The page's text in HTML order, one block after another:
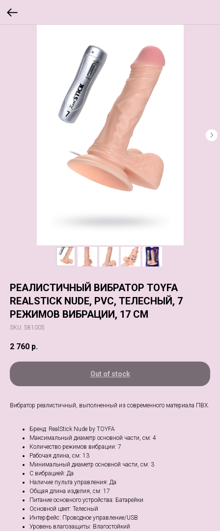
РЕАЛИСТИЧНЫЙ ВИБРАТОР TOYFA
REALSTICK NUDE, PVC, ТЕЛЕСНЫЙ, 7
РЕЖИМОВ ВИБРАЦИИ, 17 СМ
SKU: 581005
2 760 р.
Out of stock
Вибратор реалистичный, выполненный из современного материала ПВХ.
Бренд: RealStick Nude by TOYFA
Максимальный диаметр основной части, см: 4
Количество режимов вибрации: 7
Рабочая длина, см: 13
Минимальный диаметр основной части, см: 3
С вибрацией: Да
Наличие пульта управления: Да
Общая длина изделия, см: 17
Питание основного устройства: Батарейки
Основной цвет: Телесный
Интерфейс: Проводное управление/USB
Уровень влагозащиты: Влагостойкий